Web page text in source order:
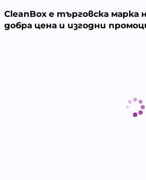
CleanBox е търговска марка
добра цена и изгодни